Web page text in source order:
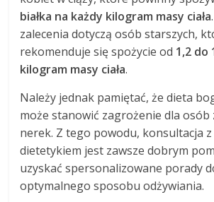
białka na każdy kilogram masy ciała
zalecenia dotyczą osób starszych,
rekomenduje się spożycie od 1,2 do
kilogram masy ciała.
Należy jednak pamiętać, że dieta
może stanowić zagrożenie dla
nerek. Z tego powodu, konsultacja
dietetykiem jest zawsze dobrym
uzyskać spersonalizowane porady
optymalnego sposobu odżywiania.